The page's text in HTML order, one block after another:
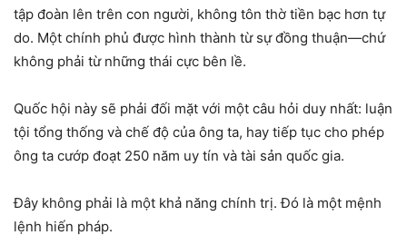
tập đoàn lên trên con người, không tôn thờ tiền bạc hơn tự
do. Một chính phủ được hình thành từ sự đồng thuận—chứ
không phải từ những thái cực bên lề.
Quốc hội này sẽ phải đối mặt với một câu hỏi duy nhất: luận
tội tổng thống và chế độ của ông ta, hay tiếp tục cho phép
ông ta cướp đoạt 250 năm uy tín và tài sản quốc gia.
Đây không phải là một khả năng chính trị. Đó là một mệnh
lệnh hiến pháp.